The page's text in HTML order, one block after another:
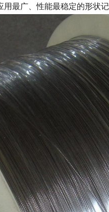
最广、性能最稳定的形状